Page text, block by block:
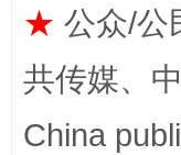
★ 公众/公
共传媒、
China